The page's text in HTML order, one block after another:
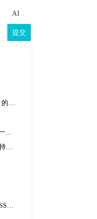
提交
AI
在雷电模拟器里判断 App 的 WebView 调试是否开启
Xftp使用一直正常，但有一天突然打开Xftp就卡在开始界面，也无法打开默认的桌面文件夹。
al.open弹出动态页面，保持弹出状态不要被其他弹出框关闭
截至 2025 年 6 月 30 日OSSRH(oss.sonatype.org)到期并已关闭